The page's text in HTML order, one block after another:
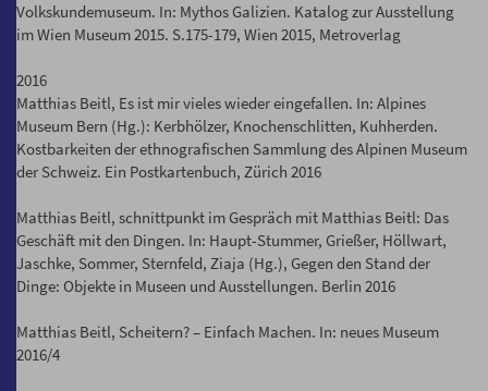
Volkskundemuseum. In: Mythos Galizien. Katalog zur Ausstellung
im Wien Museum 2015. S.175-179, Wien 2015, Metroverlag
2016
Matthias Beitl, Es ist mir vieles wieder eingefallen. In: Alpines
Museum Bern (Hg.): Kerbhölzer, Knochenschlitten, Kuhherden.
Kostbarkeiten der ethnografischen Sammlung des Alpinen Museum
der Schweiz. Ein Postkartenbuch, Zürich 2016
Matthias Beitl, schnittpunkt im Gespräch mit Matthias Beitl: Das
Geschäft mit den Dingen. In: Haupt-Stummer, Grießer, Höllwart,
Jaschke, Sommer, Sternfeld, Ziaja (Hg.), Gegen den Stand der
Dinge: Objekte in Museen und Ausstellungen. Berlin 2016
Matthias Beitl, Scheitern? – Einfach Machen. In: neues Museum
2016/4